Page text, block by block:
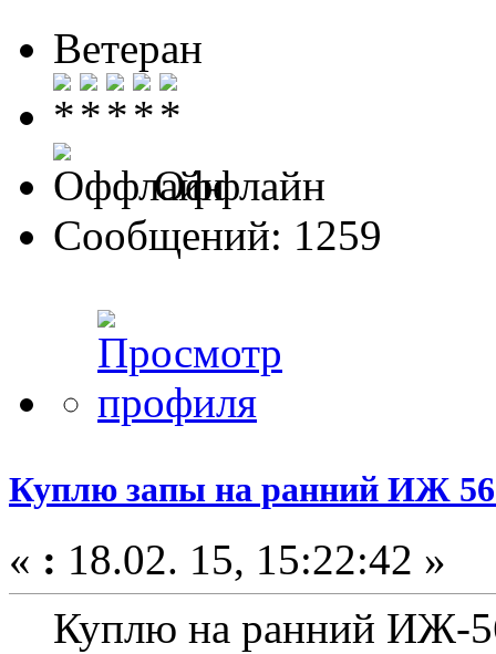
Ветеран
Оффлайн
Сообщений: 1259
Куплю запы на ранний ИЖ
« : 18.02. 15, 15:22:42 »
Куплю на ранний ИЖ-